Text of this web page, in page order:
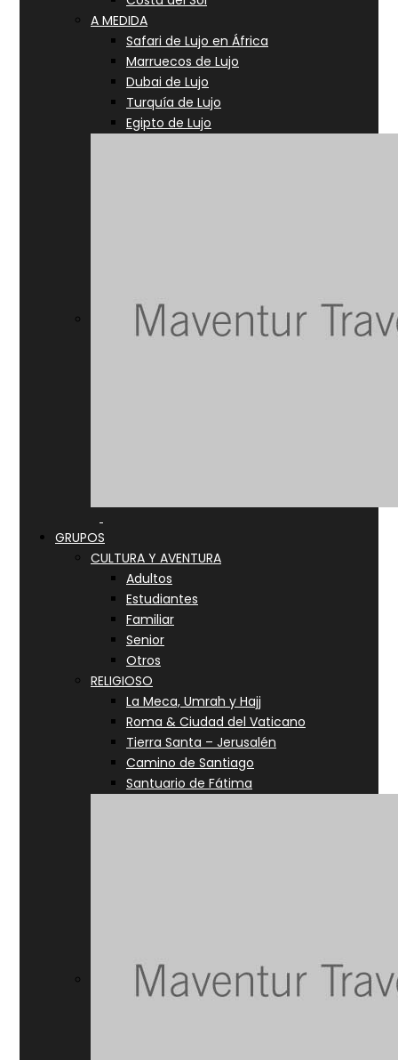
A MEDIDA
Safari de Lujo en África
Marruecos de Lujo
Dubai de Lujo
Turquía de Lujo
Egipto de Lujo
GRUPOS
CULTURA Y AVENTURA
Adultos
Estudiantes
Familiar
Senior
Otros
RELIGIOSO
La Meca, Umrah y Hajj
Roma & Ciudad del Vaticano
Tierra Santa – Jerusalén
Camino de Santiago
Santuario de Fátima